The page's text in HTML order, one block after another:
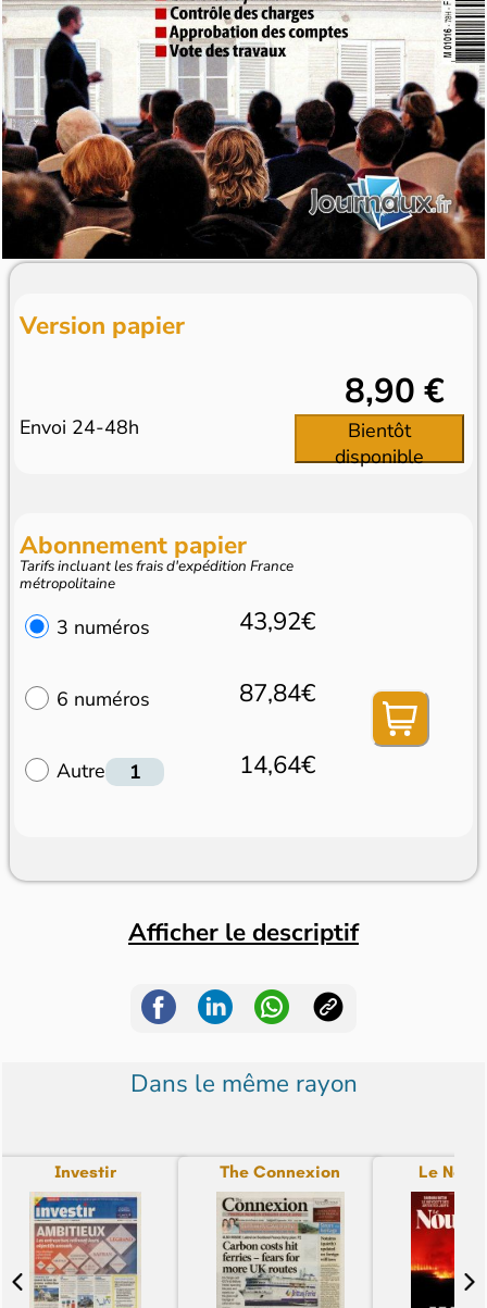
Version papier
Envoi 24-48h
8,90 €
Bientôt
disponible
Abonnement papier
Tarifs incluant les frais d'expédition France
métropolitaine
3 numéros 43,92€
6 numéros 87,84€
Autre 14,64€
Afficher le descriptif
Dans le même rayon
Investir The Connexion Le